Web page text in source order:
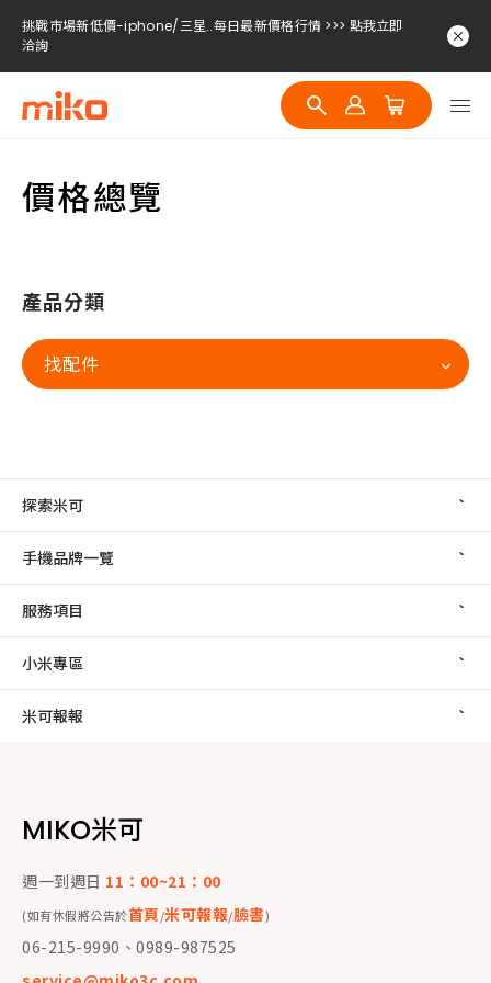
挑戰市場新低價-iphone/三星..每日最新價格行情 >>> 點我立即
洽詢
價格總覽
產品分類
找配件
探索米可
手機品牌一覽
服務項目
小米專區
米可報報
MIKO米可
週一到週日 11：00~21：00
(如有休假將公告於首頁/米可報報/臉書)
06-215-9990、0989-987525